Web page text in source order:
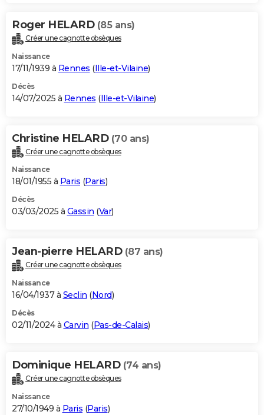
Roger HELARD (85 ans)
Créer une cagnotte obsèques
Naissance
17/11/1939 à Rennes (Ille-et-Vilaine)
Décès
14/07/2025 à Rennes (Ille-et-Vilaine)
Christine HELARD (70 ans)
Créer une cagnotte obsèques
Naissance
18/01/1955 à Paris (Paris)
Décès
03/03/2025 à Gassin (Var)
Jean-pierre HELARD (87 ans)
Créer une cagnotte obsèques
Naissance
16/04/1937 à Seclin (Nord)
Décès
02/11/2024 à Carvin (Pas-de-Calais)
Dominique HELARD (74 ans)
Créer une cagnotte obsèques
Naissance
27/10/1949 à Paris (Paris)